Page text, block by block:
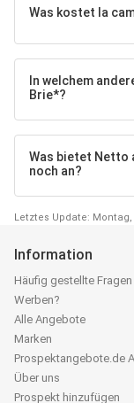
Was kostet la
In welchem
Brie*?
Was bietet Netto
noch an?
Letztes Update: Montag,
Information
Häufig gestellte Fragen
Werben?
Alle Angebote
Marken
Prospektangebote.de
Über uns
Prospekt hinzufügen